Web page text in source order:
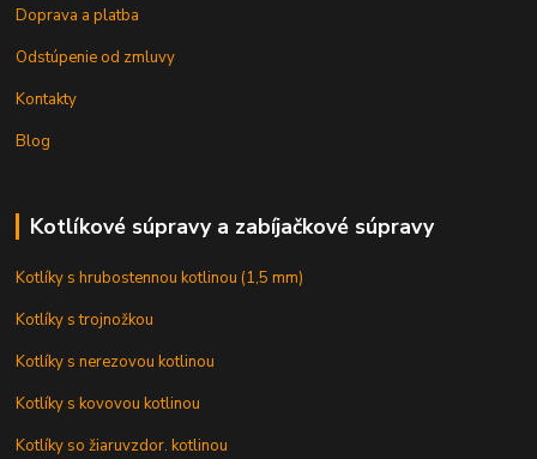
Doprava a platba
Odstúpenie od zmluvy
Kontakty
Blog
Kotlíkové súpravy a zabíjačkové súpravy
Kotlíky s hrubostennou kotlinou (1,5 mm)
Kotlíky s trojnožkou
Kotlíky s nerezovou kotlinou
Kotlíky s kovovou kotlinou
Kotlíky so žiaruvzdor. kotlinou